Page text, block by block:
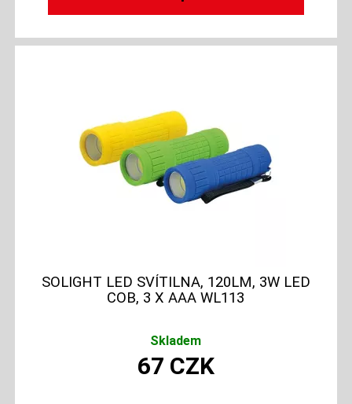
SOLIGHT LED SVÍTILNA, 120LM, 3W LED
COB, 3 X AAA WL113
Skladem
67 CZK